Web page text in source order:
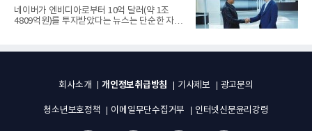
네이버가 엔비디아로부터 10억 달러(약 1조
4809억원)를 투자받았다는 뉴스는 단순한 자금
회사소개 개인정보취급방침 기사제보 광고문의
청소년보호정책 이메일무단수집거부 인터넷신문윤리강령